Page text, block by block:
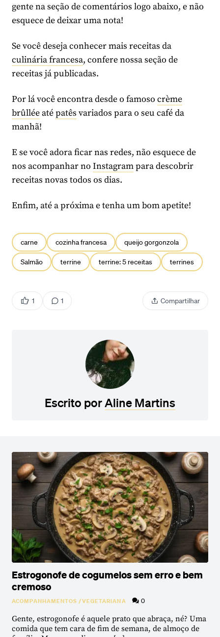
gente na seção de comentários logo abaixo, e não
esquece de deixar uma nota!
Se você deseja conhecer mais receitas da
culinária francesa, confere nossa seção de
receitas já publicadas.
Por lá você encontra desde o famoso crème
brûlléeatépatês variados para o seu café da
manhã!
E se você adora ficar nas redes, não esquece de
nos acompanhar no Instagrampara descobrir
receitas novas todos os dias.
Enfim, até a próxima e tenha um bom apetite!
carne cozinha francesa queijo gorgonzola
Salmão terrine terrine: 5 receitas terrines
1 1 Compartilhar
Escrito porAline Martins
Estrogonofe de cogumelos sem erro e bem
cremoso
ACOMPANHAMENTOS /VEGETARIANA 0
Gente, estrogonofe é aquele prato que abraça, né? Uma
comida que tem cara de fim de semana, de almoço de